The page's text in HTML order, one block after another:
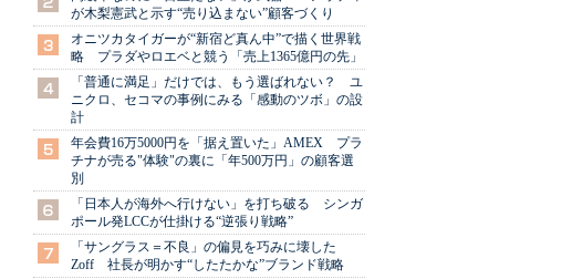
が木梨憲武と示す“売り込まない”顧客づくり
オニツカタイガーが“新宿ど真ん中”で描く世界戦
略 プラダやロエベと競う「売上1365億円の先」
「普通に満足」だけでは、もう選ばれない？ ユ
ニクロ、セコマの事例にみる「感動のツボ」の設
計
年会費16万5000円を「据え置いた」AMEX プラ
チナが売る"体験"の裏に「年500万円」の顧客選
別
「日本人が海外へ行けない」を打ち破る シンガ
ポール発LCCが仕掛ける“逆張り戦略”
「サングラス＝不良」の偏見を巧みに壊した
Zoff 社長が明かす“したたかな”ブランド戦略